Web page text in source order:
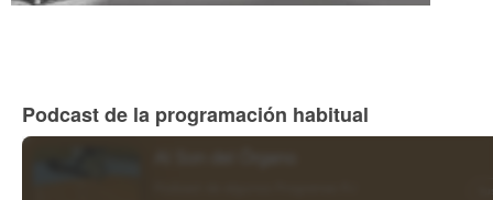
Podcast de la programación habitual